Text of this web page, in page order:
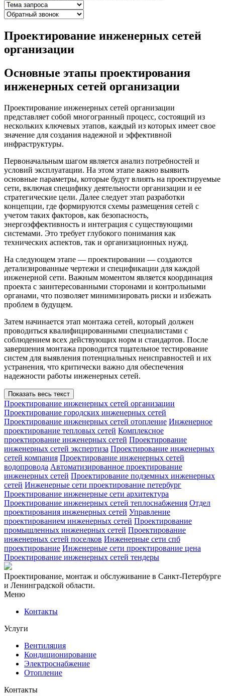
Проектирование инженерных сетей
организации
Основные этапы проектирования
инженерных сетей организации
Проектирование инженерных сетей организации
представляет собой многогранный процесс, состоящий из
нескольких ключевых этапов, каждый из которых имеет свое
значение для создания надежной и эффективной
инфраструктуры.
Первоначальным шагом является анализ потребностей и
условий эксплуатации. На этом этапе важно выявить
основные параметры, которые будут влиять на проектируемые
сети, включая специфику деятельности организации и ее
стратегические цели. Далее следует этап разработки
концепции, где формируются схемы размещения сетей с
учетом таких факторов, как безопасность,
энергоэффективность и интеграция с существующими
системами. Это требует глубокого понимания как
технических аспектов, так и организационных нужд.
На следующем этапе — проектировании — создаются
детализированные чертежи и спецификации для каждой
инженерной сети. Важным моментом является координация
проекта с заинтересованными сторонами и контрольными
органами, что позволяет минимизировать риски и избежать
проблем в будущем.
Затем начинается этап монтажа сетей, который должен
проводиться квалифицированными специалистами с
соблюдением всех действующих норм и стандартов. После
завершения монтажа проводится тщательное тестирование
систем для выявления потенциальных неисправностей и их
устранения, что критически важно для обеспечения
надежности работы инженерных сетей.
Показать весь текст
Проектирование инженерных сетей организации
Проектирование городских инженерных сетей
Проектирование инженерных сетей отопление Инженерное
проектирование тепловых сетей Комплексное
проектирование инженерных сетей Проектирование
инженерных сетей экспертиза Проектирование инженерных
сетей компания Проектирование инженерных сетей
водопровода Автоматизированное проектирование
инженерных сетей Проектирование подземных инженерных
сетей Инженерные сети проектирование петербург
Проектирование инженерные сети архитектура
Проектирование инженерных сетей теплоснабжения Отдел
проектирования инженерных сетей Управление
проектированием инженерных сетей Проектирование
промышленных инженерных сетей Проектирование
инженерных сетей поселков Инженерные сети спб
проектирование Инженерные сети проектирование цена
Проектирование инженерных сетей тендеры
Проектирование, монтаж и обслуживание в Санкт-Петербурге
и Ленинградской области.
Меню
Контакты
Услуги
Вентиляция
Кондиционирование
Электроснабжение
Отопление
Контакты